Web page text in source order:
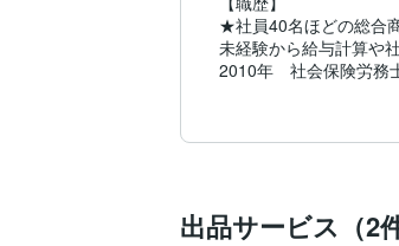
★社員40名ほどの総合
未経験から給与計算や
2010年　社会保険労務
給与計算、手続き関係
従業員時代の経験と資
出品サービス（2